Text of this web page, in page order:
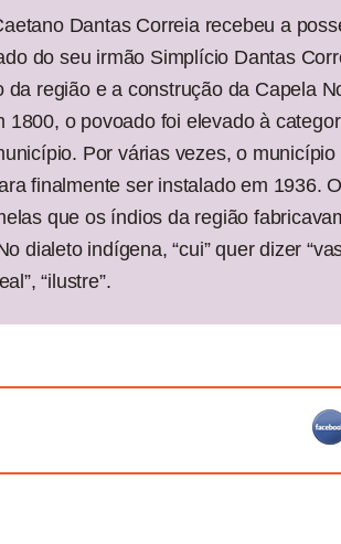
Dantas Correia recebeu a
do seu irmão Simplício Dantas
da região e a construção da Capela
1800, o povoado foi elevado à
Por várias vezes, o
finalmente ser instalado em 1936.
que os índios da região
dialeto indígena, “cui” quer dizer
“ilustre”.